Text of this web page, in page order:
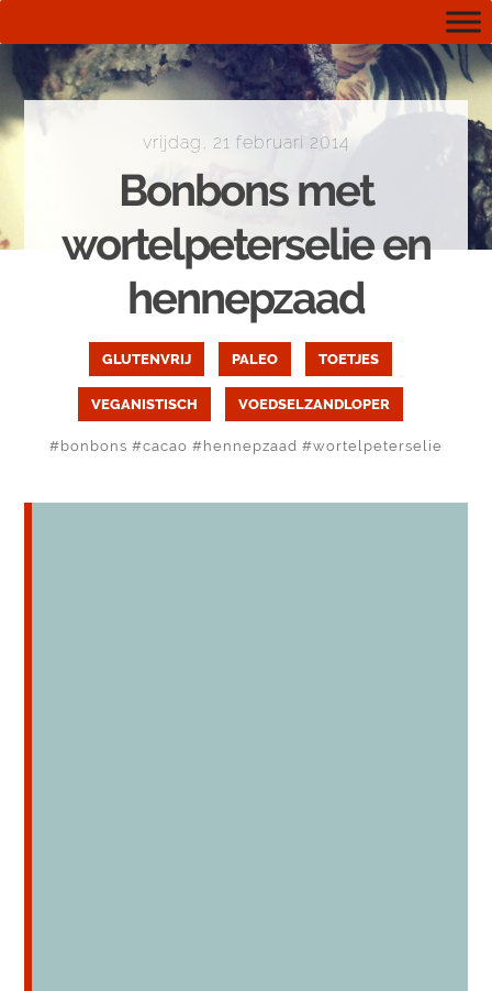
vrijdag, 21 februari 2014
Bonbons met
wortelpeterselie en
hennepzaad
GLUTENVRIJ PALEO TOETJES
VEGANISTISCH VOEDSELZANDLOPER
#bonbons #cacao # hennepzaad #wortelpeterselie